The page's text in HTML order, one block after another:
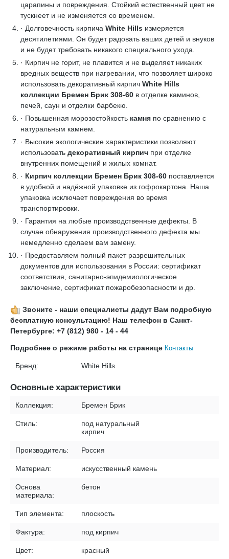
царапины и повреждения. Стойкий естественный цвет не
тускнеет и не изменяется со временем.
· Долговечность кирпича White Hills измеряется
десятилетиями. Он будет радовать ваших детей и внуков
и не будет требовать никакого специального ухода.
· Кирпич не горит, не плавится и не выделяет никаких
вредных веществ при нагревании, что позволяет широко
использовать декоративный кирпич White Hills
коллекции Бремен Брик 308-60 в отделке каминов,
печей, саун и отделки барбекю.
· Повышенная морозостойкость камня по сравнению с
натуральным камнем.
· Высокие экологические характеристики позволяют
использовать декоративный кирпич при отделке
внутренних помещений и жилых комнат.
· Кирпич коллекции Бремен Брик 308-60 поставляется
в удобной и надёжной упаковке из гофрокартона. Наша
упаковка исключает повреждения во время
транспортировки.
· Гарантия на любые производственные дефекты. В
случае обнаружения производственного дефекта мы
немедленно сделаем вам замену.
· Предоставляем полный пакет разрешительных
документов для использования в России: сертификат
соответствия, санитарно-эпидемиологическое
заключение, сертификат пожаробезопасности и др.
Звоните - наши специалисты дадут Вам подробную
бесплатную консультацию! Наш телефон в Санкт-
Петербурге: +7 (812) 980 - 14 - 44
Подробнее о режиме работы на странице Контакты
Бренд: White Hills
Основные характеристики
Коллекция: Бремен Брик
Стиль:
под натуральный
кирпич
Производитель: Россия
Материал: искусственный камень
Основа
материала:
бетон
Тип элемента: плоскость
Фактура: под кирпич
Цвет: красный